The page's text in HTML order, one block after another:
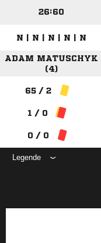
26:60
N | N | N | N | N
ADAM MATUSCHYK
(4)
65 / 2
1 / 0
0 / 0
Legende